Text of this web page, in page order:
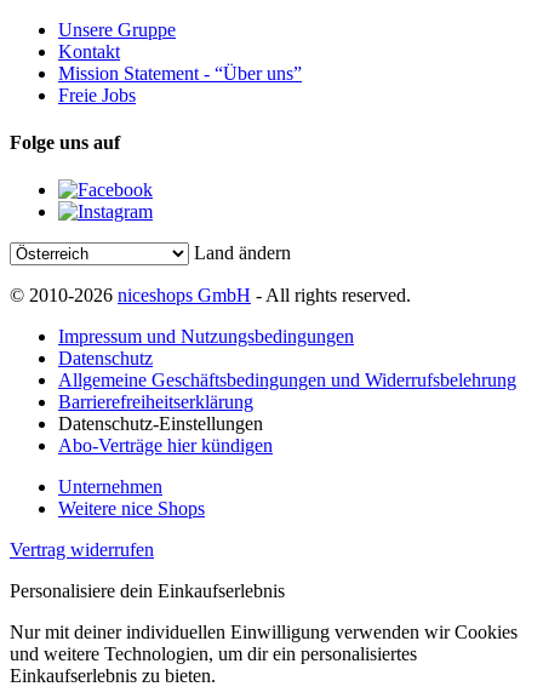
Unsere Gruppe
Kontakt
Mission Statement - “Über uns”
Freie Jobs
Folge uns auf
Land ändern
© 2010-2026 niceshops GmbH - All rights reserved.
Impressum und Nutzungsbedingungen
Datenschutz
Allgemeine Geschäftsbedingungen und Widerrufsbelehrung
Barrierefreiheitserklärung
Datenschutz-Einstellungen
Abo-Verträge hier kündigen
Unternehmen
Weitere nice Shops
Vertrag widerrufen
Personalisiere dein Einkaufserlebnis
Nur mit deiner individuellen Einwilligung verwenden wir Cookies
und weitere Technologien, um dir ein personalisiertes
Einkaufserlebnis zu bieten.